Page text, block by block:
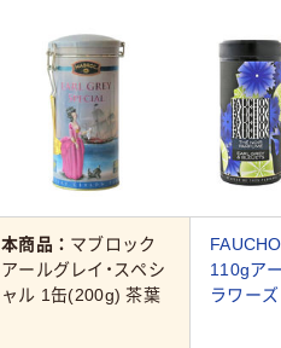
本商品： マブロック
アールグレイ・スペシ
ャル 1缶(200g) 茶葉
110gア
ラワーズ